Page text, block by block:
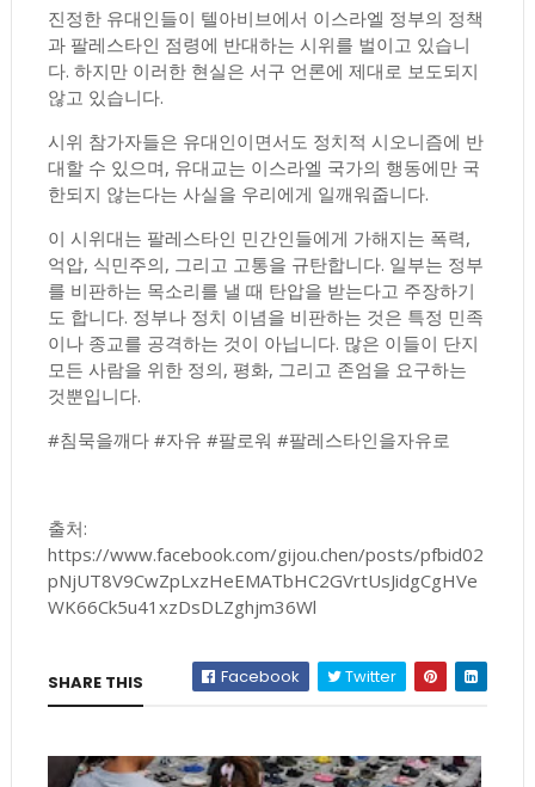
진정한 유대인들이 텔아비브에서 이스라엘 정부의 정책
과 팔레스타인 점령에 반대하는 시위를 벌이고 있습니
다. 하지만 이러한 현실은 서구 언론에 제대로 보도되지
않고 있습니다.
시위 참가자들은 유대인이면서도 정치적 시오니즘에 반
대할 수 있으며, 유대교는 이스라엘 국가의 행동에만 국
한되지 않는다는 사실을 우리에게 일깨워줍니다.
이 시위대는 팔레스타인 민간인들에게 가해지는 폭력,
억압, 식민주의, 그리고 고통을 규탄합니다. 일부는 정부
를 비판하는 목소리를 낼 때 탄압을 받는다고 주장하기
도 합니다. 정부나 정치 이념을 비판하는 것은 특정 민족
이나 종교를 공격하는 것이 아닙니다. 많은 이들이 단지
모든 사람을 위한 정의, 평화, 그리고 존엄을 요구하는
것뿐입니다.
#침묵을깨다 #자유 #팔로워 #팔레스타인을자유로
출처:
https://www.facebook.com/gijou.chen/posts/pfbid02
pNjUT8V9CwZpLxzHeEMATbHC2GVrtUsJidgCgHVe
WK66Ck5u41xzDsDLZghjm36Wl
SHARE THIS Facebook Twitter